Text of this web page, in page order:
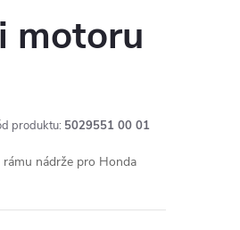
motoru
produktu: 5029551 00 01
nádrže pro Honda